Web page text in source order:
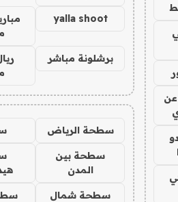
yalla shoot
برشلونة مباشر
سطحة الرياض
سطحة بين
المدن
سطحة شمال